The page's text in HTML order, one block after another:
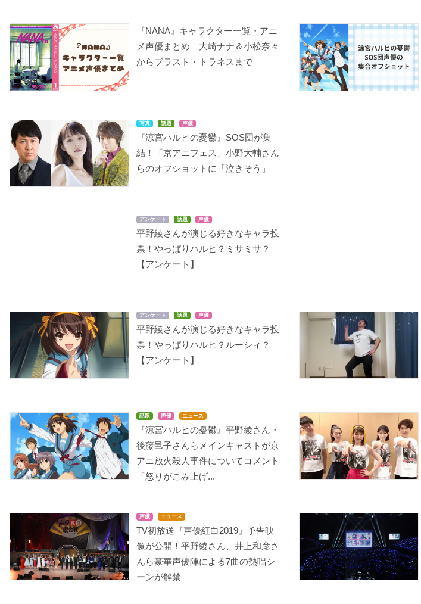
ジュエルペット サンシ
ャイン
君に届け 2ND SEASON
胡桃沢梅
黒執事II
ハンナ・アナフェロー
ジュエルペット てぃん
くる☆
涼宮ハルヒの憂鬱（第2
期）
涼宮ハルヒ
鉄のラインバレル
九条美海
あかね色に染まる坂
長瀬湊
ヒャッコ
二十面相の娘
チコ
マクロスFRONTIER
ミーナ・ローシャン
もえがく★5
めがみさま
DEATH NOTE リライト
2 Lを継ぐ者
弥海砂
ドラゴノーツ -ザ・レゾ
ナンス-
ガーネット・マクレー
ン
らき☆すた
泉こなた
ひまわりっ!!
すもももももも ～地上
DEATH NOTE
ひまわりっ!
『NANA』キャラクター一覧・アニ
メ声優まとめ 大崎ナナ＆小松奈々
からブラスト・トラネスまで
写真 話題 声優
『涼宮ハルヒの憂鬱』SOS団が集
結！「京アニフェス」小野大輔さん
らのオフショットに「泣きそう」
アンケート 話題 声優
平野綾さんが演じる好きなキャラ投
票！やっぱりハルヒ？ミサミサ？
【アンケート】
アンケート 話題 声優
平野綾さんが演じる好きなキャラ投
票！やっぱりハルヒ？ルーシィ？
【アンケート】
話題 声優 ニュース
『涼宮ハルヒの憂鬱』平野綾さん・
後藤邑子さんらメインキャストが京
アニ放火殺人事件についてコメント
「怒りがこみ上げ...
声優 ニュース
TV初放送『声優紅白2019』予告映
像が公開！平野綾さん、井上和彦さ
んら豪華声優陣による7曲の熱唱シ
ーンが解禁